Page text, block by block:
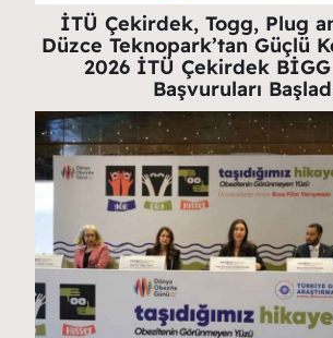
İTÜ Çekirdek, Togg, Plug
Düzce Teknopark’tan Güçlü
2026 İTÜ Çekirdek BİGG
Başvuruları